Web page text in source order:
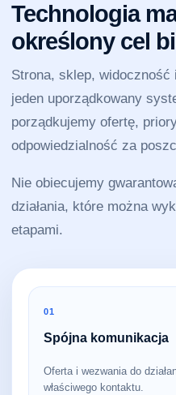
Technologia
określony cel
Strona, sklep,
jeden uporządkowany
porządkujemy ofertę,
odpowiedzialność za
Nie obiecujemy
działania, które można
etapami.
01
Spójna komunikacja
Oferta i wezwania do
właściwego kontaktu.